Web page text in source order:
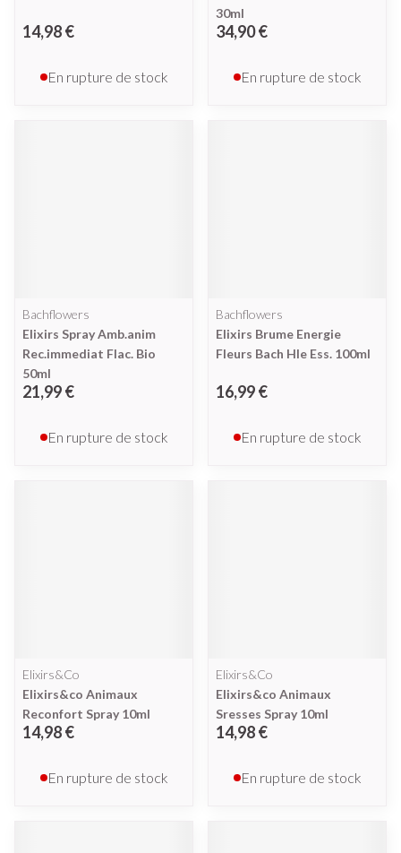
14,98 €
En rupture de stock
30ml
34,90 €
En rupture de stock
Bachflowers
Elixirs Spray Amb.anim
Rec.immediat Flac. Bio
50ml
21,99 €
En rupture de stock
Bachflowers
Elixirs Brume Energie
Fleurs Bach Hle Ess. 100ml
16,99 €
En rupture de stock
Elixirs&Co
Elixirs&co Animaux
Reconfort Spray 10ml
14,98 €
En rupture de stock
Elixirs&Co
Elixirs&co Animaux
Sresses Spray 10ml
14,98 €
En rupture de stock